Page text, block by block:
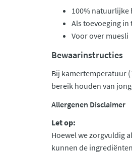
100% natuurlijke
Als toevoeging in
Voor over muesli
Bewaarinstructies
Bij kamertemperatuur
bereik houden van
Allergenen Disclaimer
Let op:
Hoewel we zorgvuldig
kunnen de